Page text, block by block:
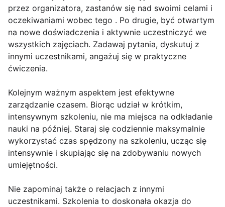
przez organizatora, zastanów się nad swoimi celami i
oczekiwaniami wobec tego . Po drugie, być otwartym
na nowe doświadczenia i aktywnie uczestniczyć we
wszystkich zajęciach. Zadawaj pytania, dyskutuj z
innymi uczestnikami, angażuj się w praktyczne
ćwiczenia.
Kolejnym ważnym aspektem jest efektywne
zarządzanie czasem. Biorąc udział w krótkim,
intensywnym szkoleniu, nie ma miejsca na odkładanie
nauki na później. Staraj się codziennie maksymalnie
wykorzystać czas spędzony na szkoleniu, ucząc się
intensywnie i skupiając się na zdobywaniu nowych
umiejętności.
Nie zapominaj także o relacjach z innymi
uczestnikami. Szkolenia to doskonała okazja do